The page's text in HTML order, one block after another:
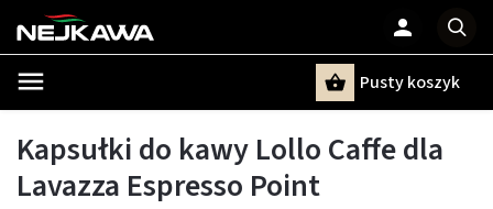
Pusty koszyk
Kapsułki do kawy Lollo Caffe dla
Lavazza Espresso Point